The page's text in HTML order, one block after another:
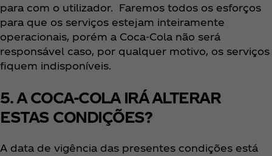
para com o utilizador. Faremos todos os esforços
para que os serviços estejam inteiramente
operacionais, porém a Coca‑Cola não será
responsável caso, por qualquer motivo, os serviços
fiquem indisponíveis.
5. A COCA-COLA IRÁ ALTERAR
ESTAS CONDIÇÕES?
A data de vigência das presentes condições está